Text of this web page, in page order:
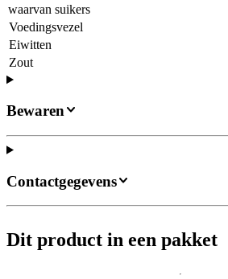
waarvan suikers
Voedingsvezel
Eiwitten
Zout
Bewaren
Contactgegevens
Dit product in een pakket